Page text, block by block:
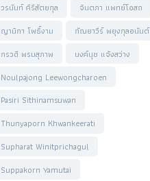
วรนันท์ คีรีสัตยกุล
จินตภา แพทย์โอสถ
ญานิกา โพธิ์งาม
กัณยาวีร์ พยุงกุลอนันต์
กรวดี พรมสุภาพ
นงค์นุช แจ้งสว่าง
Noulpajong Leewongcharoen
Pasiri Sithinamsuwan
Thunyaporn Khwankeerati
Supharat Winitprichagul
Suppakorn Yamutai